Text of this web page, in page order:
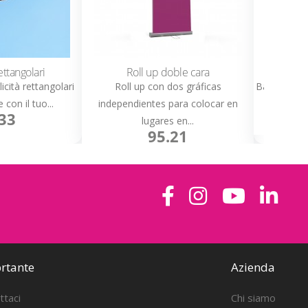
rettangolari
con il tuo...
Roll up doble cara
Roll up con dos gráficas
independientes para colocar en
lugares en...
95.21
Bandiera
Azienda
Chi siamo